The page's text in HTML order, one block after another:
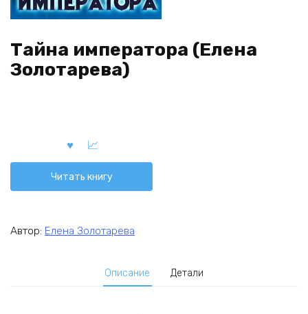
Тайна императора (Елена
Золотарева)
Читать книгу
Автор: Елена Золотарева
Описание Детали